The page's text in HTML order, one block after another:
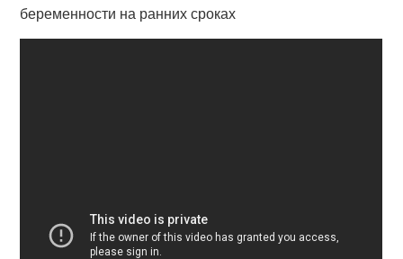
беременности на ранних сроках